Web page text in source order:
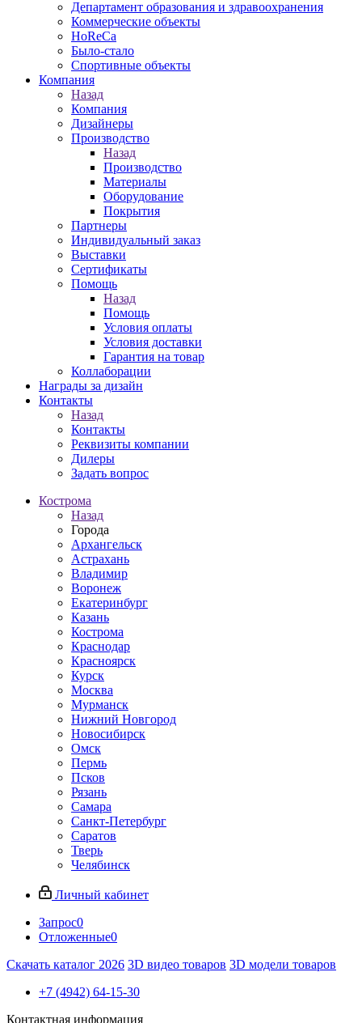
Департамент образования и здравоохранения
Коммерческие объекты
HoReCa
Было-стало
Спортивные объекты
Компания
Назад
Компания
Дизайнеры
Производство
Назад
Производство
Материалы
Оборудование
Покрытия
Партнеры
Индивидуальный заказ
Выставки
Сертификаты
Помощь
Назад
Помощь
Условия оплаты
Условия доставки
Гарантия на товар
Коллаборации
Награды за дизайн
Контакты
Назад
Контакты
Реквизиты компании
Дилеры
Задать вопрос
Кострома
Назад
Города
Архангельск
Астрахань
Владимир
Воронеж
Екатеринбург
Казань
Кострома
Краснодар
Красноярск
Курск
Москва
Мурманск
Нижний Новгород
Новосибирск
Омск
Пермь
Псков
Рязань
Самара
Санкт-Петербург
Саратов
Тверь
Челябинск
Личный кабинет
Запрос0
Отложенные0
Скачать каталог 2026 3D видео товаров 3D модели товаров
+7 (4942) 64-15-30
Контактная информация